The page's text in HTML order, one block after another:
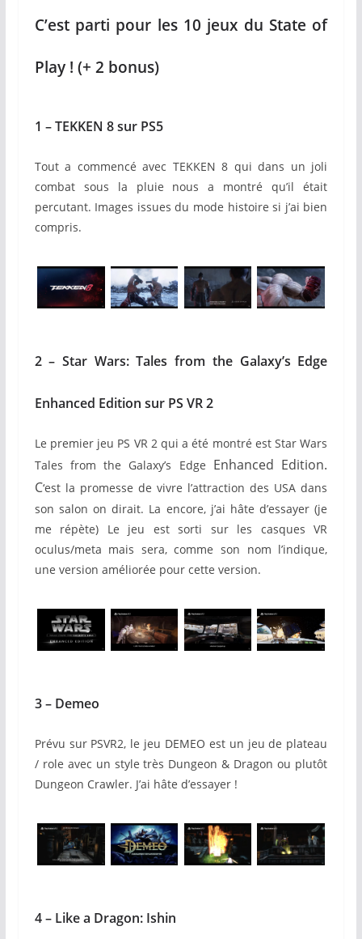
C’est parti pour les 10 jeux du State of
Play ! (+ 2 bonus)
1 – TEKKEN 8 sur PS5
Tout a commencé avec TEKKEN 8 qui dans un joli
combat sous la pluie nous a montré qu’il était
percutant. Images issues du mode histoire si j’ai bien
compris.
2 – Star Wars: Tales from the Galaxy’s Edge
Enhanced Edition sur PS VR 2
Le premier jeu PS VR 2 qui a été montré est Star Wars
Tales from the Galaxy’s Edge Enhanced Edition.
C‘est la promesse de vivre l’attraction des USA dans
son salon on dirait. La encore, j’ai hâte d’essayer (je
me répète) Le jeu est sorti sur les casques VR
oculus/meta mais sera, comme son nom l’indique,
une version améliorée pour cette version.
3 – Demeo
Prévu sur PSVR2, le jeu DEMEO est un jeu de plateau
/ role avec un style très Dungeon & Dragon ou plutôt
Dungeon Crawler. J’ai hâte d’essayer !
4 – Like a Dragon: Ishin